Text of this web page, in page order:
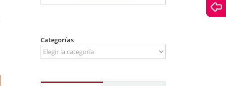
Categorías
Categorías